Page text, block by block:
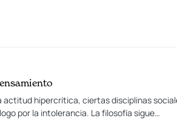
actitud hipercrítica, ciertas disciplinas
por la intolerancia. La filosofía sigue…